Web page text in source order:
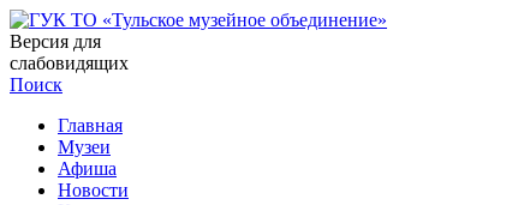
Версия для
слабовидящих
Поиск
Главная
Музеи
Афиша
Новости